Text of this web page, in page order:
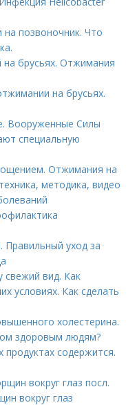
на позвоночник. Что
брусьях. Отжимания
на брусьях.
Вооруженные Силы
специальную
Отжимания на
методика, видео
Правильный уход за
свежий вид. Как
условиях. Как сделать
холестерина.
здоровым людям?
продуктах содержится.
вокруг глаз посл.
вокруг глаз